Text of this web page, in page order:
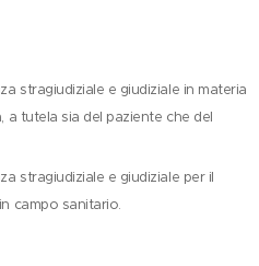
stragiudiziale e giudiziale in materia
a tutela sia del paziente che del
stragiudiziale e giudiziale per il
campo sanitario.